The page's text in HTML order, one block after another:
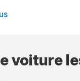
voiture